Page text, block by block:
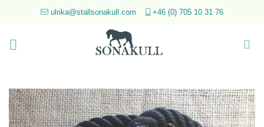
ulrika@stallsonakull.com +46 (0) 705 10 31 76